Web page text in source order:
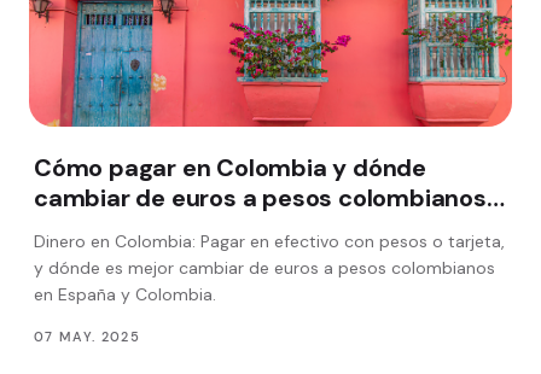
Cómo pagar en Colombia y dónde
cambiar de euros a pesos colombianos
en España
Dinero en Colombia: Pagar en efectivo con pesos o tarjeta,
y dónde es mejor cambiar de euros a pesos colombianos
en España y Colombia.
07 MAY. 2025